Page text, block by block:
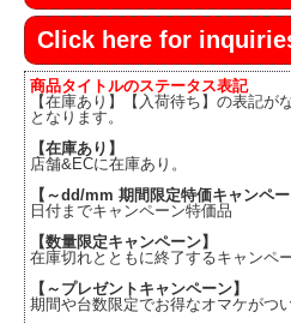
Click here for
商品タイトルのステータス表記
【在庫あり】【入荷待ち】の表記が
となります。
【在庫あり】
店舗&ECに在庫あり。
【～dd/mm 期間限定特価キャンペー
日付までキャンペーン特価品
【数量限定キャンペーン】
在庫切れとともに終了するキャンペ
【～プレゼントキャンペーン】
期間や台数限定でお得なオマケがつ